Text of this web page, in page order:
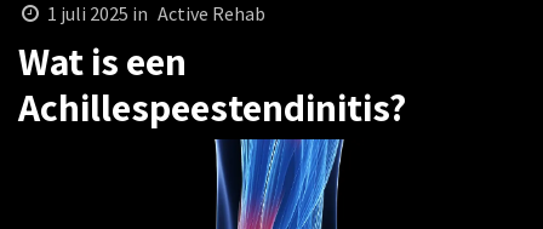
1 juli 2025 in Active Rehab
Wat is een
Achillespeestendinitis?